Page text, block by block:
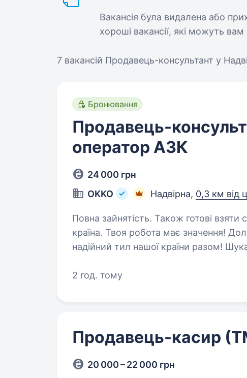
Вакансія була видалена або
хороші вакансії, які можуть вам
7 вакансій Продавець-консультант у
Бронювання
Продавець-
оператор АЗК
24 000 грн
OKKO
Надвірна, 0,3 км від
Повна зайнятість. Також готові взяти студента.
країна. Твоя робота має значення!
надійний тил нашої країни разом!
2 год. тому
Продавець-касир
20 000 – 22 000 грн